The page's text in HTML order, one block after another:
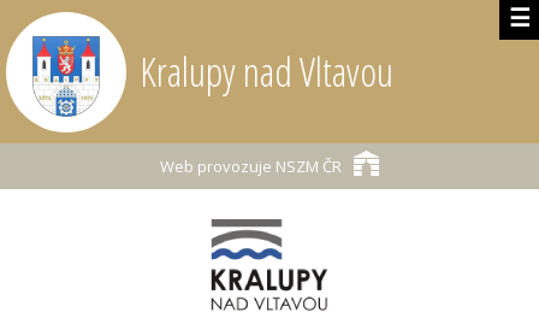
☰
Kralupy nad Vltavou
Web provozuje NSZM ČR